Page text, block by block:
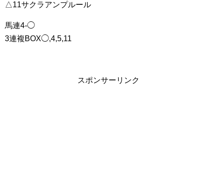
△11サクラアンプルール
馬連4-◯
3連複BOX◯,4,5,11
スポンサーリンク